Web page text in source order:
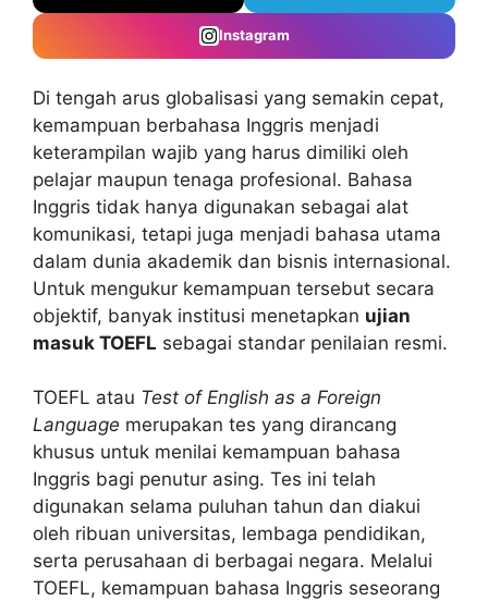
Instagram
Di tengah arus globalisasi yang semakin cepat,
kemampuan berbahasa Inggris menjadi
keterampilan wajib yang harus dimiliki oleh
pelajar maupun tenaga profesional. Bahasa
Inggris tidak hanya digunakan sebagai alat
komunikasi, tetapi juga menjadi bahasa utama
dalam dunia akademik dan bisnis internasional.
Untuk mengukur kemampuan tersebut secara
objektif, banyak institusi menetapkan ujian
masuk TOEFL sebagai standar penilaian resmi.
TOEFL atau Test of English as a Foreign
Language merupakan tes yang dirancang
khusus untuk menilai kemampuan bahasa
Inggris bagi penutur asing. Tes ini telah
digunakan selama puluhan tahun dan diakui
oleh ribuan universitas, lembaga pendidikan,
serta perusahaan di berbagai negara. Melalui
TOEFL, kemampuan bahasa Inggris seseorang